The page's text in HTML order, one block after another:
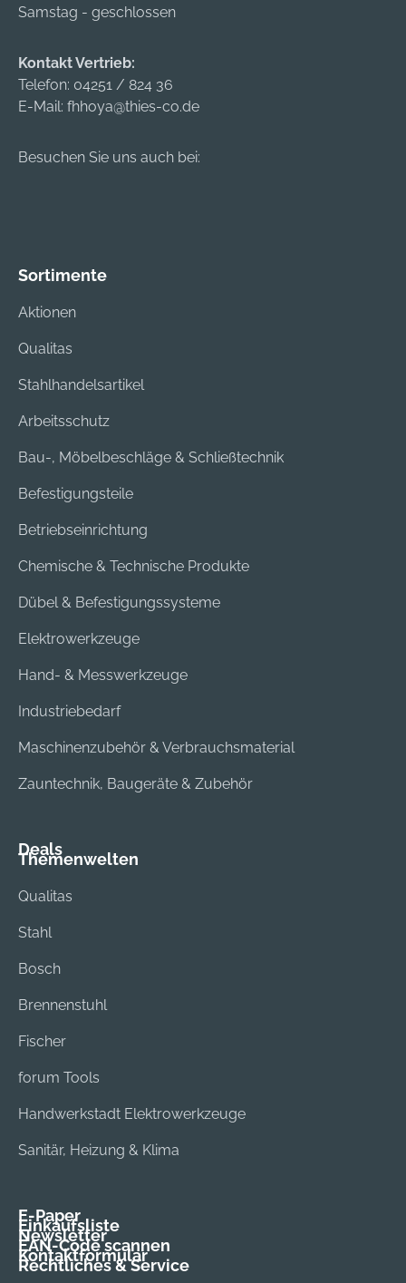
Samstag - geschlossen
Kontakt Vertrieb:
Telefon: 04251 / 824 36
E-Mail: fhhoya@thies-co.de
Besuchen Sie uns auch bei:
Sortimente
Aktionen
Qualitas
Stahlhandelsartikel
Arbeitsschutz
Bau-, Möbelbeschläge & Schließtechnik
Befestigungsteile
Betriebseinrichtung
Chemische & Technische Produkte
Dübel & Befestigungssysteme
Elektrowerkzeuge
Hand- & Messwerkzeuge
Industriebedarf
Maschinenzubehör & Verbrauchsmaterial
Zauntechnik, Baugeräte & Zubehör
Deals
Themenwelten
Qualitas
Stahl
Bosch
Brennenstuhl
Fischer
forum Tools
Handwerkstadt Elektrowerkzeuge
Sanitär, Heizung & Klima
E-Paper
Einkaufsliste
Newsletter
EAN-Code scannen
Kontaktformular
Rechtliches & Service